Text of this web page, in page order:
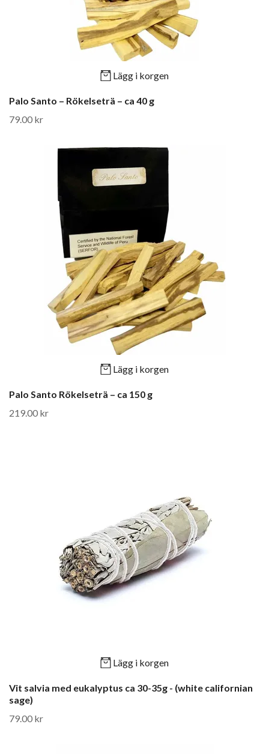
Lägg i korgen
Palo Santo – Rökelseträ – ca 40 g
79.00 kr
Lägg i korgen
Palo Santo Rökelseträ – ca 150 g
219.00 kr
Lägg i korgen
Vit salvia med eukalyptus ca 30-35g - (white californian
sage)
79.00 kr